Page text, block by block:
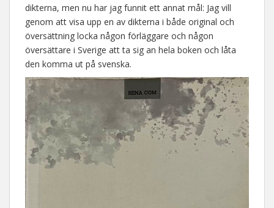
dikterna, men nu har jag funnit ett annat mål: Jag vill
genom att visa upp en av dikterna i både original och
översättning locka någon förläggare och någon
översättare i Sverige att ta sig an hela boken och låta
den komma ut på svenska.